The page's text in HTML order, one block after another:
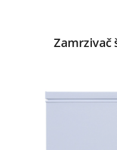
Zamrzivač